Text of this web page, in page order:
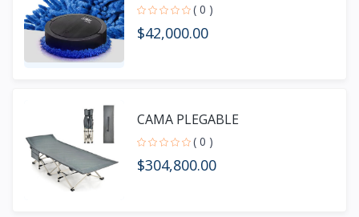
( 0 )
$42,000.00
CAMA PLEGABLE
( 0 )
$304,800.00